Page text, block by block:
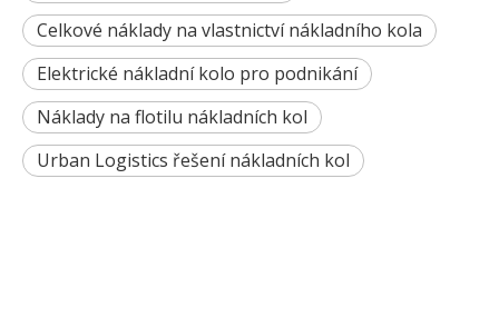
Celkové náklady na vlastnictví nákladního kola
Elektrické nákladní kolo pro podnikání
Náklady na flotilu nákladních kol
Urban Logistics řešení nákladních kol